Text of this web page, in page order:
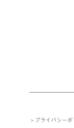
プライバシーポ